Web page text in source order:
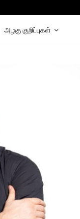
அழகு குறிப்புகள்